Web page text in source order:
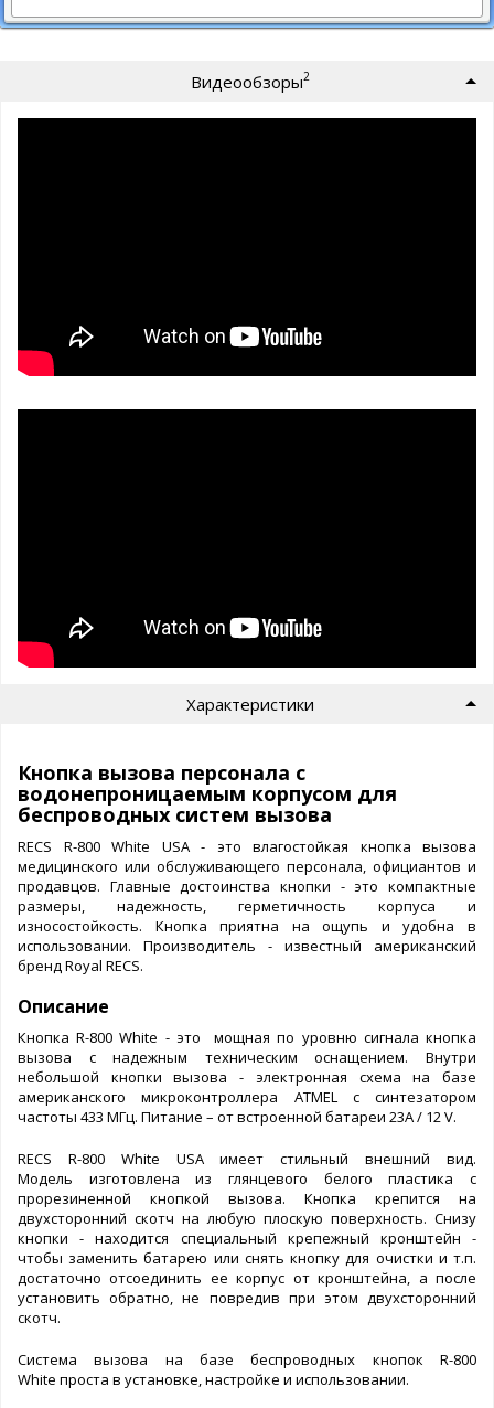
Видеообзоры2
Характеристики
Кнопка вызова персонала с
водонепроницаемым корпусом для
беспроводных систем вызова
RECS R-800 White USA - это влагостойкая кнопка вызова
медицинского или обслуживающего персонала, официантов и
продавцов. Главные достоинства кнопки - это компактные
размеры, надежность, герметичность корпуса и
износостойкость. Кнопка приятна на ощупь и удобна в
использовании. Производитель - известный американский
бренд Royal RECS.
Описание
Кнопка R-800 White - это мощная по уровню сигнала кнопка
вызова с надежным техническим оснащением. Внутри
небольшой кнопки вызова - электронная схема на базе
американского микроконтроллера ATMEL с синтезатором
частоты 433 МГц. Питание – от встроенной батареи 23А / 12 V.
RECS R-800 White USA имеет стильный внешний вид.
Модель изготовлена из глянцевого белого пластика с
прорезиненной кнопкой вызова. Кнопка крепится на
двухсторонний скотч на любую плоскую поверхность. Снизу
кнопки - находится специальный крепежный кронштейн -
чтобы заменить батарею или снять кнопку для очистки и т.п.
достаточно отсоединить ее корпус от кронштейна, а после
установить обратно, не повредив при этом двухсторонний
скотч.
Система вызова на базе беспроводных кнопок R-800
White проста в установке, настройке и использовании.